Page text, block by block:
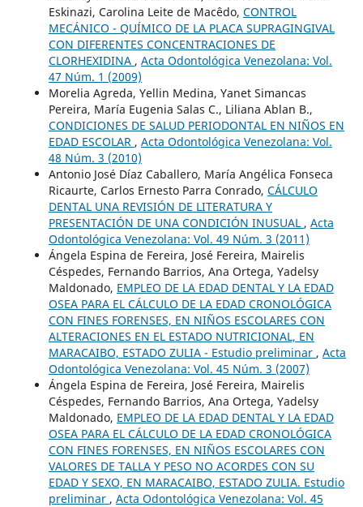
Eskinazi, Carolina Leite de Macêdo, CONTROL
MECÁNICO - QUÍMICO DE LA PLACA SUPRAGINGIVAL
CON DIFERENTES CONCENTRACIONES DE
CLORHEXIDINA , Acta Odontológica Venezolana: Vol.
47 Núm. 1 (2009)
Morelia Agreda, Yellin Medina, Yanet Simancas
Pereira, María Eugenia Salas C., Liliana Ablan B.,
CONDICIONES DE SALUD PERIODONTAL EN NIÑOS EN
EDAD ESCOLAR , Acta Odontológica Venezolana: Vol.
48 Núm. 3 (2010)
Antonio José Díaz Caballero, María Angélica Fonseca
Ricaurte, Carlos Ernesto Parra Conrado, CÁLCULO
DENTAL UNA REVISIÓN DE LITERATURA Y
PRESENTACIÓN DE UNA CONDICIÓN INUSUAL , Acta
Odontológica Venezolana: Vol. 49 Núm. 3 (2011)
Ángela Espina de Fereira, José Fereira, Mairelis
Céspedes, Fernando Barrios, Ana Ortega, Yadelsy
Maldonado, EMPLEO DE LA EDAD DENTAL Y LA EDAD
OSEA PARA EL CÁLCULO DE LA EDAD CRONOLÓGICA
CON FINES FORENSES, EN NIÑOS ESCOLARES CON
ALTERACIONES EN EL ESTADO NUTRICIONAL, EN
MARACAIBO, ESTADO ZULIA - Estudio preliminar , Acta
Odontológica Venezolana: Vol. 45 Núm. 3 (2007)
Ángela Espina de Fereira, José Fereira, Mairelis
Céspedes, Fernando Barrios, Ana Ortega, Yadelsy
Maldonado, EMPLEO DE LA EDAD DENTAL Y LA EDAD
OSEA PARA EL CÁLCULO DE LA EDAD CRONOLÓGICA
CON FINES FORENSES, EN NIÑOS ESCOLARES CON
VALORES DE TALLA Y PESO NO ACORDES CON SU
EDAD Y SEXO, EN MARACAIBO, ESTADO ZULIA. Estudio
preliminar , Acta Odontológica Venezolana: Vol. 45